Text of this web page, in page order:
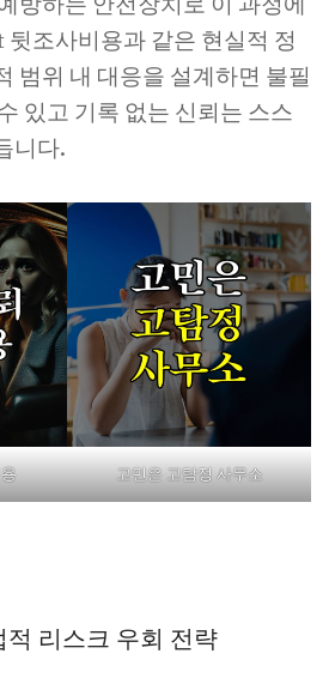
방하는 안전장치로 이 과정에
조사비용과 같은 현실적 정
범위 내 대응을 설계하면 불필
있고 기록 없는 신뢰는 스스
니다.
고민은 고탐정 사무소
리스크 우회 전략